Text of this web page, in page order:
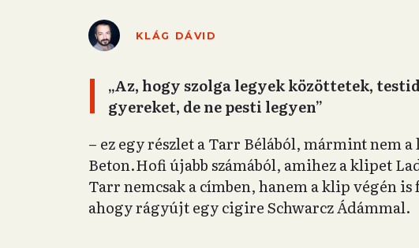
KLÁG DÁVID
„Az, hogy szolga legyek közöttetek,
gyereket, de ne pesti legyen”
– ez egy részlet a Tarr Bélából, mármint nem
Beton.Hofi újabb számából, amihez a klipet
Tarr nemcsak a címben, hanem a klip végén
ahogy rágyújt egy cigire Schwarcz Ádámmal.